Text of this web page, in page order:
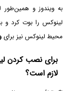
به ویندوز و
لینوکس را بوت کرد و
محیط لینوکس نیز برای
برای نصب کردن
لازم است؟